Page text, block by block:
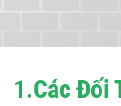
1.Các Đối